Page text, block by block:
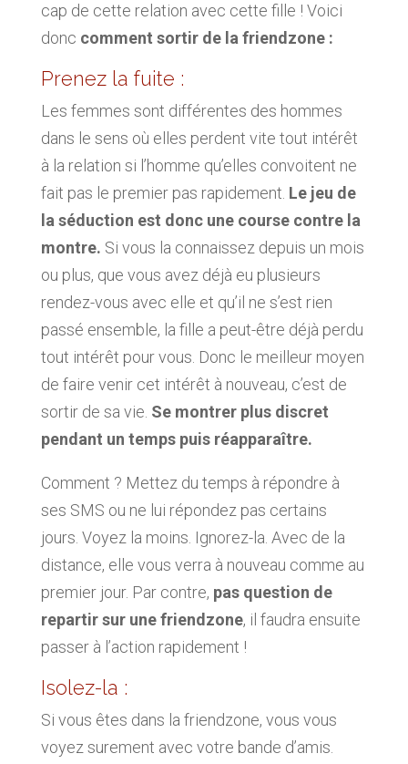
cap de cette relation avec cette fille ! Voici
donc comment sortir de la friendzone :
Prenez la fuite :
Les femmes sont différentes des hommes
dans le sens où elles perdent vite tout intérêt
à la relation si l’homme qu’elles convoitent ne
fait pas le premier pas rapidement. Le jeu de
la séduction est donc une course contre la
montre. Si vous la connaissez depuis un mois
ou plus, que vous avez déjà eu plusieurs
rendez-vous avec elle et qu’il ne s’est rien
passé ensemble, la fille a peut-être déjà perdu
tout intérêt pour vous. Donc le meilleur moyen
de faire venir cet intérêt à nouveau, c’est de
sortir de sa vie. Se montrer plus discret
pendant un temps puis réapparaître.
Comment ? Mettez du temps à répondre à
ses SMS ou ne lui répondez pas certains
jours. Voyez la moins. Ignorez-la. Avec de la
distance, elle vous verra à nouveau comme au
premier jour. Par contre, pas question de
repartir sur une friendzone, il faudra ensuite
passer à l’action rapidement !
Isolez-la :
Si vous êtes dans la friendzone, vous vous
voyez surement avec votre bande d’amis.